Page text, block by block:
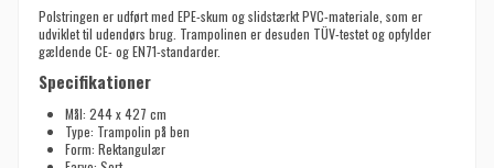
Polstringen er udført med EPE-skum og slidstærkt PVC-materiale, som er
udviklet til udendørs brug. Trampolinen er desuden TÜV-testet og opfylder
gældende CE- og EN71-standarder.
Specifikationer
Mål: 244 x 427 cm
Type: Trampolin på ben
Form: Rektangulær